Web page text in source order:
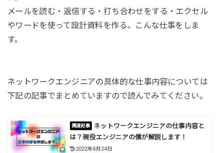
メールを読む・返信する・打ち合わせをする・エクセル
やワードを使って設計資料を作る。こんな仕事をしま
す。
ネットワークエンジニアの具体的な仕事内容については
下記の記事でまとめていますので読んでみてください。
ネットワークエンジニアの仕事内容と
は？現役エンジニアの僕が解説します！
2022年6月24日